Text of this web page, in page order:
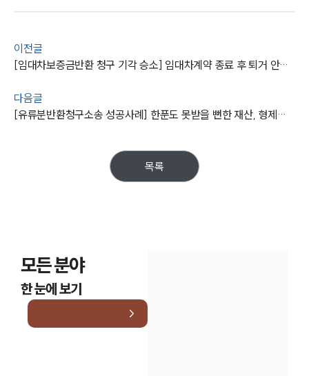
대륜법률상담예약
이전글
[임대차보증금반환 청구 기각 승소] 임대차계약 종료 후 퇴거 안하고 보증금반환 청구한 사건 기각
다음글
[유류분반환청구소송 성공사례] 한푼도 못받을 뻔한 재산, 형제들과 분할할 수 있도록 협의 이끌어냄
목록
모든 분야
한 눈에 보기